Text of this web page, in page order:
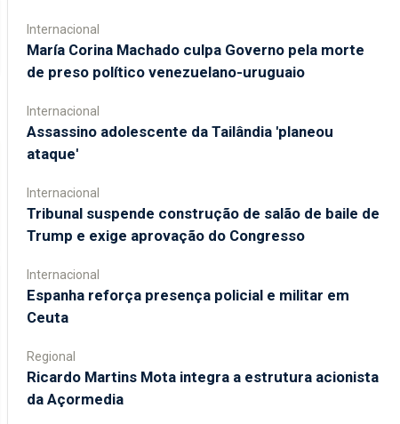
Internacional
María Corina Machado culpa Governo pela morte
de preso político venezuelano-uruguaio
Internacional
Assassino adolescente da Tailândia 'planeou
ataque'
Internacional
Tribunal suspende construção de salão de baile de
Trump e exige aprovação do Congresso
Internacional
Espanha reforça presença policial e militar em
Ceuta
Regional
Ricardo Martins Mota integra a estrutura acionista
da Açormedia